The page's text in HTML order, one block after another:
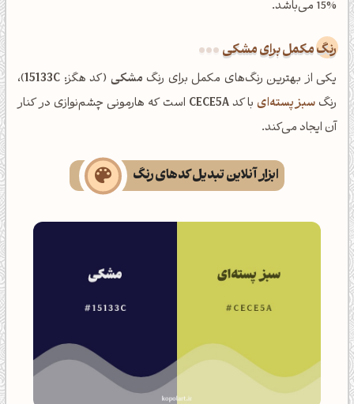
15% می‌باشد.
رنگ مکمل برای مشکی
یکی از بهترین رنگ‌های مکمل برای رنگ مشکی (کد هگز: 15133C)،
رنگسبز پسته‌ای با کدCECE5A است که هارمونی چشم‌نوازی در کنار
آن ایجاد می‌کند.
ابزار آنلاین تبدیل کدهای رنگ